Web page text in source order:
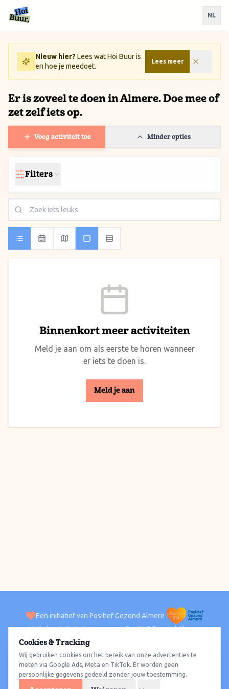
Ga naar inhoud / Skip to content
NL
Nieuw hier? Lees wat Hoi Buur is
en hoe je meedoet.
Lees meer
Er is zoveel te doen in Almere. Doe mee of
zet zelf iets op.
Voeg activiteit toe Minder opties
Filters
Binnenkort meer activiteiten
Meld je aan om als eerste te horen wanneer
er iets te doen is.
Meld je aan
Een initiatief van Positief Gezond Almere
VerhalenActiviteiten Positief Gezond Almere
ACTIVITEITEN PER WIJK
Alle wijkenAlmere HavenAlmere StadAlmere BuitenAlmere Poort
Almere HoutAlmere OosterwoldWat te doen
Cookies & Tracking
Wij gebruiken cookies om het bereik van onze advertenties te
meten via Google Ads, Meta en TikTok. Er worden geen
persoonlijke gegevens gedeeld zonder jouw toestemming.